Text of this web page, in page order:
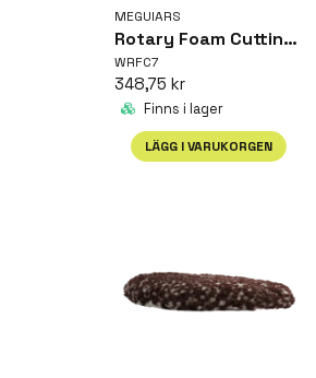
MEGUIARS
Rotary Foam Cutting Pad 7'
WRFC7
348,75 kr
Finns i lager
LÄGG I VARUKORGEN